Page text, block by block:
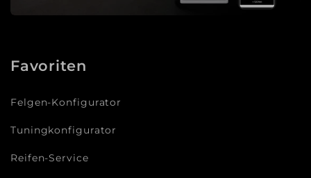
Favoriten
Felgen-Konfigurator
Tuningkonfigurator
Reifen-Service